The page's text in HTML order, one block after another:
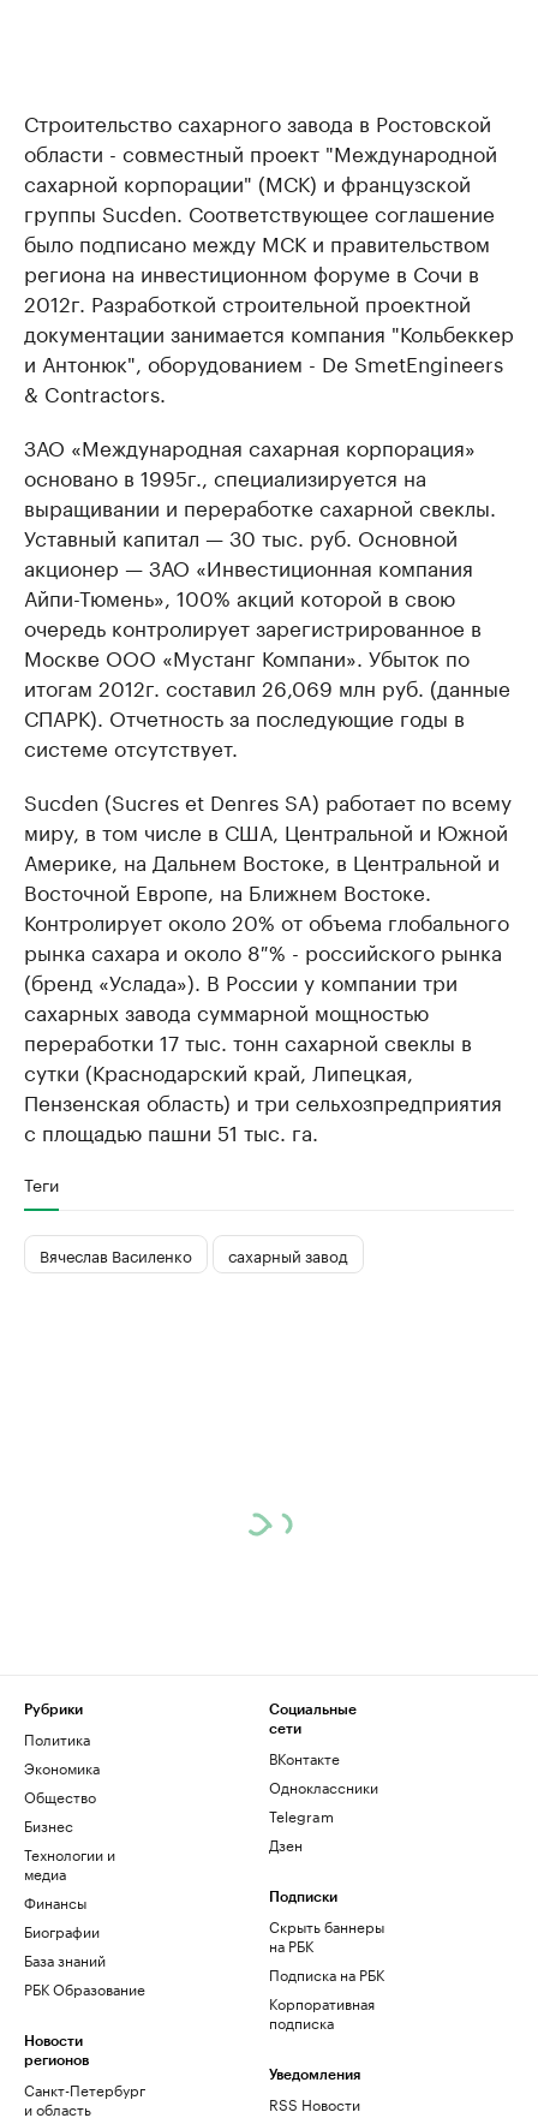
Строительство сахарного завода в Ростовской
области - совместный проект "Международной
сахарной корпорации" (МСК) и французской
группы Sucden. Соответствующее соглашение
было подписано между МСК и правительством
региона на инвестиционном форуме в Сочи в
2012г. Разработкой строительной проектной
документации занимается компания "Кольбеккер
и Антонюк", оборудованием - De SmetEngineers
& Contractors.
ЗАО «Международная сахарная корпорация»
основано в 1995г., специализируется на
выращивании и переработке сахарной свеклы.
Уставный капитал — 30 тыс. руб. Основной
акционер — ЗАО «Инвестиционная компания
Айпи-Тюмень», 100% акций которой в свою
очередь контролирует зарегистрированное в
Москве ООО «Мустанг Компани». Убыток по
итогам 2012г. составил 26,069 млн руб. (данные
СПАРК). Отчетность за последующие годы в
системе отсутствует.
Sucden (Sucres et Denres SA) работает по всему
миру, в том числе в США, Центральной и Южной
Америке, на Дальнем Востоке, в Центральной и
Восточной Европе, на Ближнем Востоке.
Контролирует около 20% от объема глобального
рынка сахара и около 8 % - российского рынка
(бренд «Услада»). В России у компании три
сахарных завода суммарной мощностью
переработки 17 тыс. тонн сахарной свеклы в
сутки (Краснодарский край, Липецкая,
Пензенская область) и три сельхозпредприятия
с площадью пашни 51 тыс. га.
Теги
Вячеслав Василенко сахарный завод
Рубрики
Политика
Экономика
Общество
Бизнес
Технологии и
медиа
Финансы
Биографии
База знаний
РБК Образование
Новости
регионов
Санкт-Петербург
и область
Социальные
сети
ВКонтакте
Одноклассники
Telegram
Дзен
Подписки
Скрыть баннеры
на РБК
Подписка на РБК
Корпоративная
подписка
Уведомления
RSS Новости